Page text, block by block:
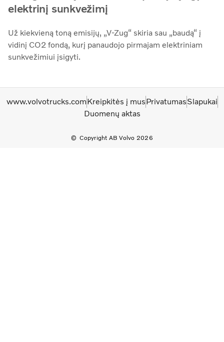
elektrinį sunkvežimį
Už kiekvieną toną emisijų, „V-Zug“ skiria sau „baudą“ į
vidinį CO2 fondą, kurį panaudojo pirmajam elektriniam
sunkvežimiui įsigyti.
Copyright AB Volvo 2026
www.volvotrucks.comKreipkitės į musPrivatumasSlapukai
Duomenų aktas